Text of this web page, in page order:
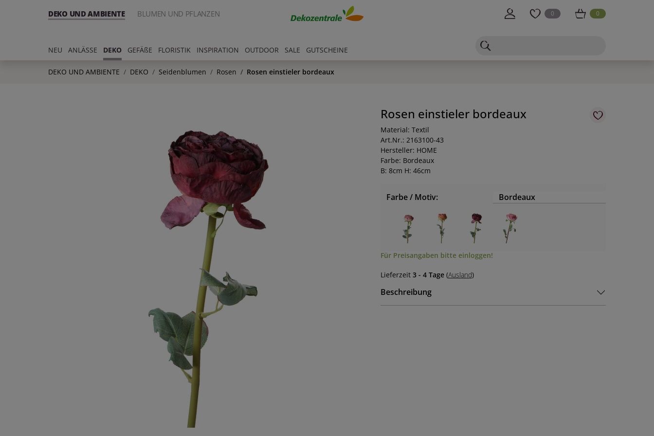
DEKO UND AMBIENTE BLUMEN UND PFLANZEN 0 0
NEU ANLÄSSE DEKO GEFÄßE FLORISTIK INSPIRATION OUTDOOR SALE GUTSCHEINE
DEKO UND AMBIENTE DEKO Seidenblumen Rosen Rosen einstieler bordeaux
Rosen einstieler bordeaux
Material: Textil
Art.Nr.: 2163100-43
Hersteller: HOME
Farbe: Bordeaux
B: 8cm H: 46cm
Farbe / Motiv: Bordeaux
Für Preisangaben bitte einloggen!
Lieferzeit 3 - 4 Tage(Ausland)
Beschreibung